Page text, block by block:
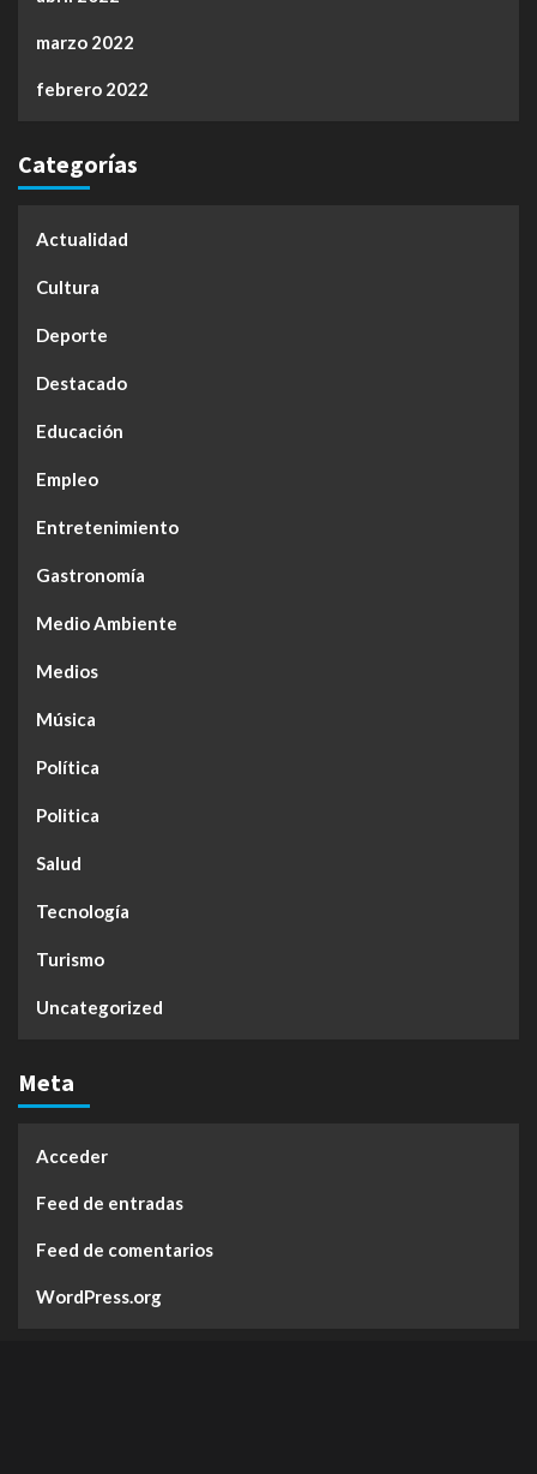
marzo 2022
febrero 2022
Categorías
Actualidad
Cultura
Deporte
Destacado
Educación
Empleo
Entretenimiento
Gastronomía
Medio Ambiente
Medios
Música
Política
Politica
Salud
Tecnología
Turismo
Uncategorized
Meta
Acceder
Feed de entradas
Feed de comentarios
WordPress.org